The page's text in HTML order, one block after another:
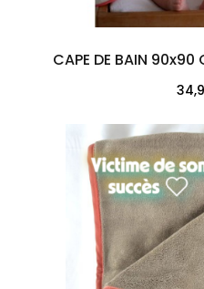
CAPE DE BAIN 90x90
Prix